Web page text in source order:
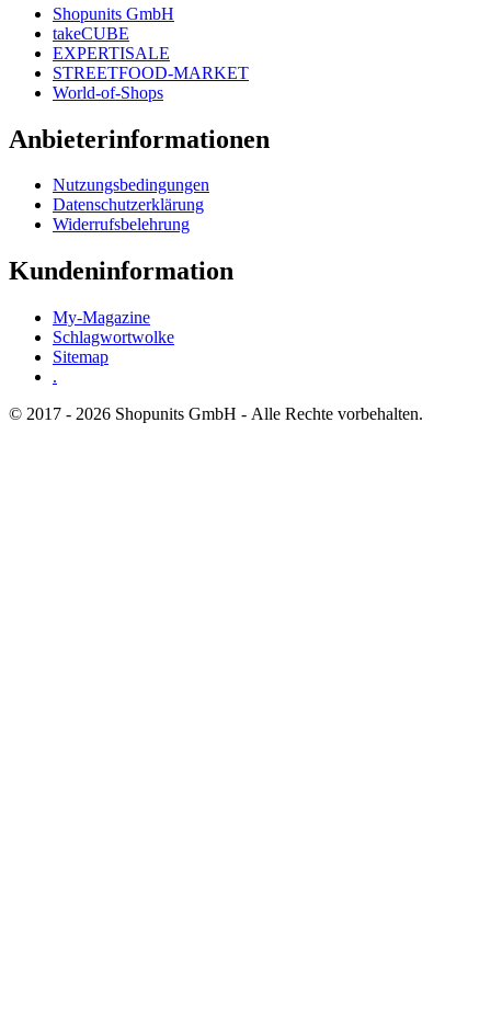
Shopunits GmbH
takeCUBE
EXPERTISALE
STREETFOOD-MARKET
World-of-Shops
Anbieterinformationen
Nutzungsbedingungen
Datenschutzerklärung
Widerrufsbelehrung
Kundeninformation
My-Magazine
Schlagwortwolke
Sitemap
.
© 2017 - 2026 Shopunits GmbH - Alle Rechte vorbehalten.